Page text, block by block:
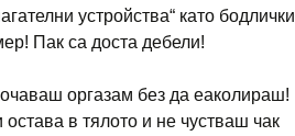
устройства“ като бодлички
Пак са доста дебели!
оргазам без да еаколираш!
в тялото и не чустваш чак